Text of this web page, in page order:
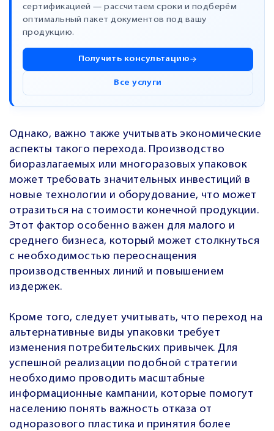
сертификацией — рассчитаем сроки и подберём
оптимальный пакет документов под вашу
продукцию.
Получить консультацию
Все услуги
Однако, важно также учитывать экономические
аспекты такого перехода. Производство
биоразлагаемых или многоразовых упаковок
может требовать значительных инвестиций в
новые технологии и оборудование, что может
отразиться на стоимости конечной продукции.
Этот фактор особенно важен для малого и
среднего бизнеса, который может столкнуться
с необходимостью переоснащения
производственных линий и повышением
издержек.
Кроме того, следует учитывать, что переход на
альтернативные виды упаковки требует
изменения потребительских привычек. Для
успешной реализации подобной стратегии
необходимо проводить масштабные
информационные кампании, которые помогут
населению понять важность отказа от
одноразового пластика и принятия более